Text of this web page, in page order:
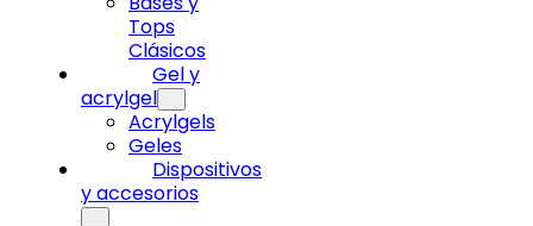
Tops
Clásicos
Gel y
acrylgel
Acrylgels
Geles
Dispositivos
y accesorios